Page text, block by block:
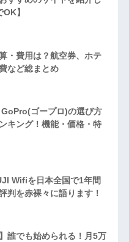
】
・費用は？航空券、ホテ
など総まとめ
GoPro(ゴープロ)の選び方
キング！機能・価格・特
Wifiを日本全国で1年間
判を赤裸々に語ります！
誰でも始められる！月5万